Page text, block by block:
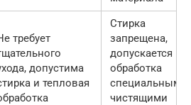
требует
допустима
и тепловая
Стирка
запрещена,
допускается
обработка
специальными
чистящими